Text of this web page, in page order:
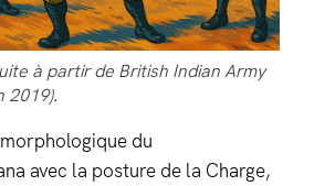
à partir de British Indian Army
2019).
du
avec la posture de la Charge,